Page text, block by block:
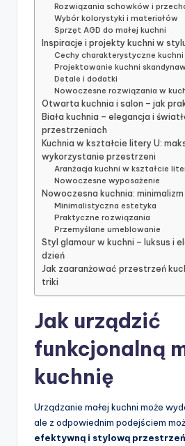
Rozwiązania schowków i
Wybór kolorystyki i materiałów
Sprzęt AGD do małej kuchni
Inspiracje i projekty kuchni w
Cechy charakterystyczne kuchni
Projektowanie kuchni
Detale i dodatki
Nowoczesne rozwiązania w
Otwarta kuchnia i salon – jak
Biała kuchnia – elegancja i
przestrzeniach
Kuchnia w kształcie litery U:
wykorzystanie przestrzeni
Aranżacja kuchni w kształcie
Nowoczesne wyposażenie
Nowoczesna kuchnia:
Minimalistyczna estetyka
Praktyczne rozwiązania
Przemyślane umeblowanie
Styl glamour w kuchni – luksus i
dzień
Jak zaaranżować przestrzeń
triki
Jak urządzić
funkcjonalną
kuchnię
Urządzanie małej kuchni może
ale z odpowiednim podejściem
efektywną i stylową przestrzeń